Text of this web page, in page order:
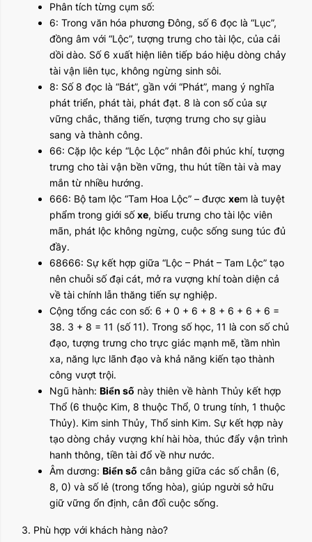
Phân tích từng cụm số:
6: Trong văn hóa phương Đông, số 6 đọc là “Lục”,
đồng âm với “Lộc”, tượng trưng cho tài lộc, của cải
dồi dào. Số 6 xuất hiện liên tiếp báo hiệu dòng chảy
tài vận liên tục, không ngừng sinh sôi.
8: Số 8 đọc là “Bát”, gần với “Phát”, mang ý nghĩa
phát triển, phát tài, phát đạt. 8 là con số của sự
vững chắc, thăng tiến, tượng trưng cho sự giàu
sang và thành công.
66: Cặp lộc kép “Lộc Lộc” nhân đôi phúc khí, tượng
trưng cho tài vận bền vững, thu hút tiền tài và may
mắn từ nhiều hướng.
666: Bộ tam lộc “Tam Hoa Lộc” – được xem là tuyệt
phẩm trong giới sốxe, biểu trưng cho tài lộc viên
mãn, phát lộc không ngừng, cuộc sống sung túc đủ
đầy.
68666: Sự kết hợp giữa “Lộc – Phát – Tam Lộc” tạo
nên chuỗi số đại cát, mở ra vượng khí toàn diện cả
về tài chính lẫn thăng tiến sự nghiệp.
Cộng tổng các con số: 6 + 0 + 6 + 8 + 6 + 6 + 6 =
38. 3 + 8 = 11 (số 11). Trong số học, 11 là con số chủ
đạo, tượng trưng cho trực giác mạnh mẽ, tầm nhìn
xa, năng lực lãnh đạo và khả năng kiến tạo thành
công vượt trội.
Ngũ hành: Biển số này thiên về hành Thủy kết hợp
Thổ (6 thuộc Kim, 8 thuộc Thổ, 0 trung tính, 1 thuộc
Thủy). Kim sinh Thủy, Thổ sinh Kim. Sự kết hợp này
tạo dòng chảy vượng khí hài hòa, thúc đẩy vận trình
hanh thông, tiền tài đổ về như nước.
Âm dương: Biển số cân bằng giữa các số chẵn (6,
8, 0) và số lẻ (trong tổng hòa), giúp người sở hữu
giữ vững ổn định, cân đối cuộc sống.
3. Phù hợp với khách hàng nào?